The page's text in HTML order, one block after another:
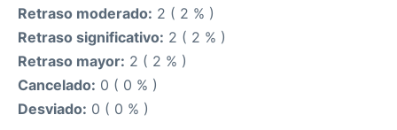
Retraso moderado: 2 ( 2 % )
Retraso significativo: 2 ( 2 % )
Retraso mayor: 2 ( 2 % )
Cancelado: 0 ( 0 % )
Desviado: 0 ( 0 % )